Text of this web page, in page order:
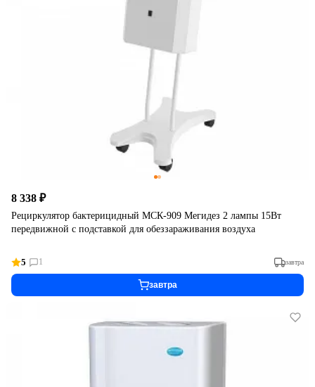
8 338 ₽
Рециркулятор бактерицидный МСК-909 Мегидез 2 лампы 15Вт
передвижной с подставкой для обеззараживания воздуха
5 1 завтра
завтра